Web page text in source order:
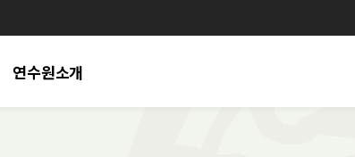
연수원소개